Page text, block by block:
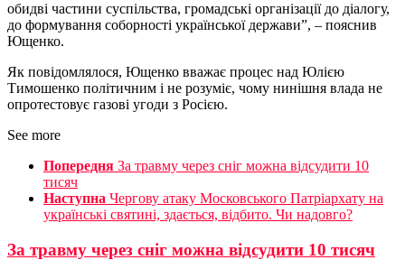
обидві частини суспільства, громадські організації до діалогу,
до формування соборності української держави”, – пояснив
Ющенко.
Як повідомлялося, Ющенко вважає процес над Юлією
Тимошенко політичним і не розуміє, чому нинішня влада не
опротестовує газові угоди з Росією.
See more
Попередня За травму через сніг можна відсудити 10
тисяч
Наступна Чергову атаку Московського Патріархату на
українські святині, здається, відбито. Чи надовго?
За травму через сніг можна відсудити 10 тисяч